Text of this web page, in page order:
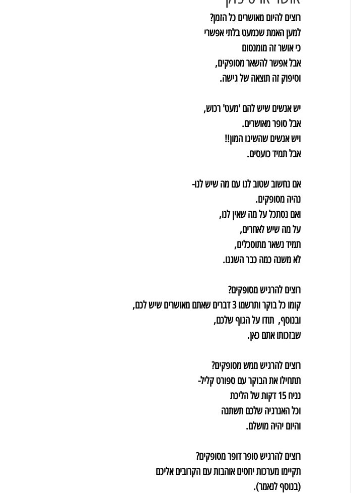
רוצים להיום מאושרים כל הזמן?
למען האמת שכמעט בלתי אפשרי
כי אושר זה מומנטום
אבל אפשר להשאר מסופקים,
וסיפוק זה תוצאה של גישה.
יש אנשים שיש להם 'מעט' רכוש,
אבל סופר מאושרים.
ויש אנשים שהשיגו המון!!
אבל תמיד כועסים.
אם נחשוב שטוב לנו עם מה שיש לנו-
נהיה מסופקים.
ואם נסתכל על מה שאין לנו,
על מה שיש לאחרים,
תמיד נשאר מתוסכלים,
לא משנה כמה כבר השגנו.
רוצים להרגיש מסופקים?
קומו כל בוקר ותרשמו 3 דברים שאתם מאושרים שיש לכם,
ובנוסף,  תודו על הגוף שלכם,
שבזכותו אתם כאן.
רוצים להרגיש ממש מסופקים?
תתחילו את הבוקר עם ספורט קליל-
נניח 15 דקות של הליכת
וכל האנרגיה שלכם תשתנה
והיום יהיה מושלם.
רוצים להרגיש סופר דופר מסופקים?
תקיימו מערכות יחסים אוהבות עם הקרובים אליכם
(בנוסף לנאמר).